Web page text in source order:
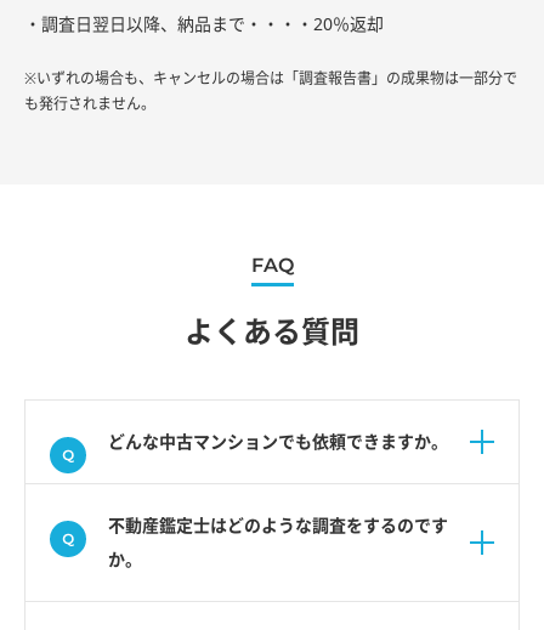
・調査日翌日以降、納品まで・・・・20％返却
※いずれの場合も、キャンセルの場合は「調査報告書」の成果物は一部分で
も発行されません。
FAQ
よくある質問
どんな中古マンションでも依頼できますか。
不動産鑑定士はどのような調査をするのです
か。